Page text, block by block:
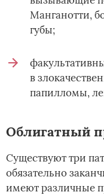
Манганотти,
губы;
в
папилломы,
Облигатный
Существуют три
обязательно
имеют различные